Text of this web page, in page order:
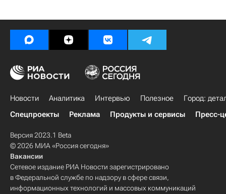
Новости Аналитика Интервью Полезное
Город:
Спецпроекты
Реклама Продукты и сервисы Пресс-
Версия 2023.1 Beta
© 2026 МИА «Россия сегодня»
Вакансии
Сетевое издание РИА Новости зарегистрировано
в Федеральной службе по надзору в сфере связи,
информационных технологий и массовых коммуникаций